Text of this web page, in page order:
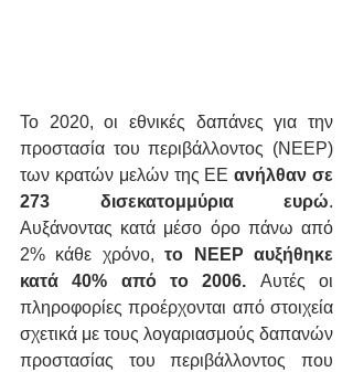
Το 2020, οι εθνικές δαπάνες για την
προστασία του περιβάλλοντος (NEEP)
των κρατών μελών της ΕΕ ανήλθαν σε
273 δισεκατομμύρια ευρώ.
Αυξάνοντας κατά μέσο όρο πάνω από
2% κάθε χρόνο, το NEEP αυξήθηκε
κατά 40% από το 2006. Αυτές οι
πληροφορίες προέρχονται από στοιχεία
σχετικά με τους λογαριασμούς δαπανών
προστασίας του περιβάλλοντος που